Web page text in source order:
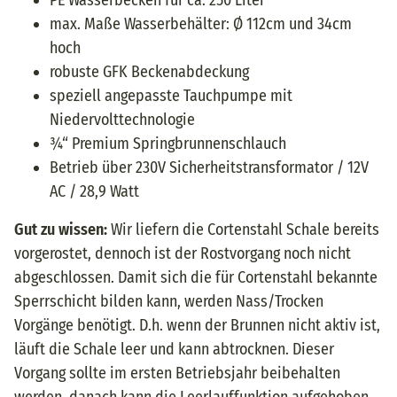
max. Maße Wasserbehälter: Ø 112cm und 34cm
hoch
robuste GFK Beckenabdeckung
speziell angepasste Tauchpumpe mit
Niedervolttechnologie
¾“ Premium Springbrunnenschlauch
Betrieb über 230V Sicherheitstransformator / 12V
AC / 28,9 Watt
Gut zu wissen:Wir liefern die Cortenstahl Schale bereits
vorgerostet, dennoch ist der Rostvorgang noch nicht
abgeschlossen. Damit sich die für Cortenstahl bekannte
Sperrschicht bilden kann, werden Nass/Trocken
Vorgänge benötigt. D.h. wenn der Brunnen nicht aktiv ist,
läuft die Schale leer und kann abtrocknen. Dieser
Vorgang sollte im ersten Betriebsjahr beibehalten